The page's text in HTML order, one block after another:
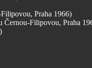
Praha 1966)
Černou-Filipovou, Praha